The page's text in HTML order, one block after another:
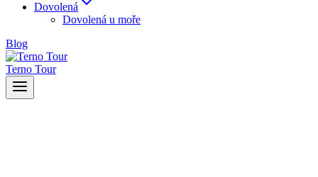
Dovolená
Dovolená u moře
Blog
Terno Tour